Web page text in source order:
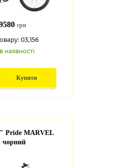
грн
03,156
наявності
Купити
Pride MARVEL
чорний